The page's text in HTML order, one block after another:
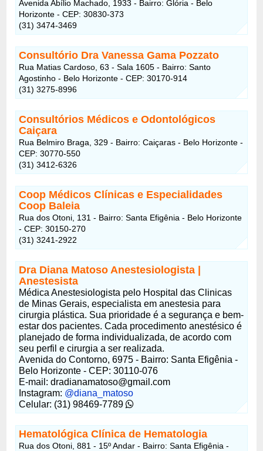
Avenida Abílio Machado, 1933 - Bairro: Glória - Belo
Horizonte - CEP: 30830-373
(31) 3474-3469
Consultório Dra Vanessa Gama Pozzato
Rua Matias Cardoso, 63 - Sala 1605 - Bairro: Santo
Agostinho - Belo Horizonte - CEP: 30170-914
(31) 3275-8996
Consultórios Médicos e Odontológicos
Caiçara
Rua Belmiro Braga, 329 - Bairro: Caiçaras - Belo Horizonte -
CEP: 30770-550
(31) 3412-6326
Coop Médicos Clínicas e Especialidades
Coop Baleia
Rua dos Otoni, 131 - Bairro: Santa Efigênia - Belo Horizonte
- CEP: 30150-270
(31) 3241-2922
Dra Diana Matoso Anestesiologista |
Anestesista
Médica Anestesiologista pelo Hospital das Clinicas
de Minas Gerais, especialista em anestesia para
cirurgia plástica. Sua prioridade é a segurança e bem-
estar dos pacientes. Cada procedimento anestésico é
planejado de forma individualizada, de acordo com
seu perfil e cirurgia a ser realizada.
Avenida do Contorno, 6975 - Bairro: Santa Efigênia -
Belo Horizonte - CEP: 30110-076
E-mail:dradianamatoso@gmail.com
Instagram: @diana_matoso
Celular: (31) 98469-7789
Hematológica Clínica de Hematologia
Rua dos Otoni, 881 - 15º Andar - Bairro: Santa Efigênia -